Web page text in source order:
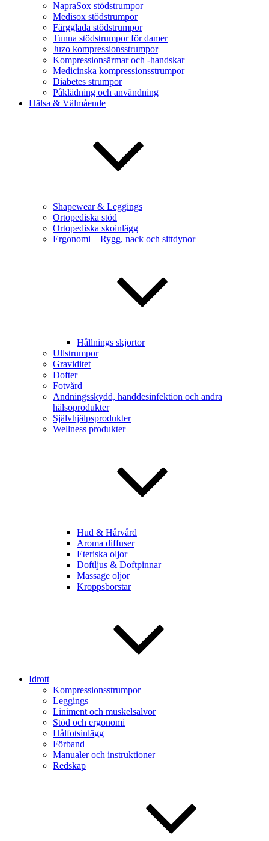
NapraSox stödstrumpor
Medisox stödstrumpor
Färgglada stödstrumpor
Tunna stödstrumpor för damer
Juzo kompressionsstrumpor
Kompressionsärmar och -handskar
Medicinska kompressionsstrumpor
Diabetes strumpor
Påklädning och användning
Hälsa & Välmående
Shapewear & Leggings
Ortopediska stöd
Ortopediska skoinlägg
Ergonomi – Rygg, nack och sittdynor
Hållnings skjortor
Ullstrumpor
Graviditet
Dofter
Fotvård
Andningsskydd, handdesinfektion och andra
hälsoprodukter
Självhjälpsprodukter
Wellness produkter
Hud & Hårvård
Aroma diffuser
Eteriska oljor
Doftljus & Doftpinnar
Massage oljor
Kroppsborstar
Idrott
Kompressionsstrumpor
Leggings
Liniment och muskelsalvor
Stöd och ergonomi
Hålfotsinlägg
Förband
Manualer och instruktioner
Redskap